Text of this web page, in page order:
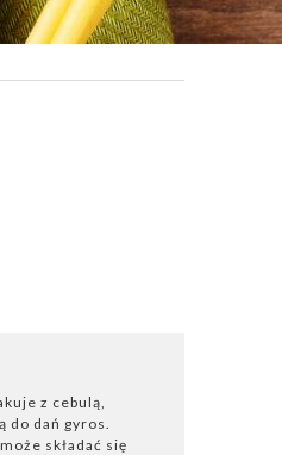
z cebulą,
do dań gyros.
składać się